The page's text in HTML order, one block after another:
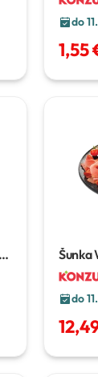
do
1,55
Šunka
1kg
do